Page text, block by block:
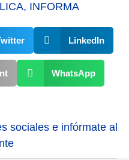
INFORMA
LinkedIn
WhatsApp
sociales e infórmate al